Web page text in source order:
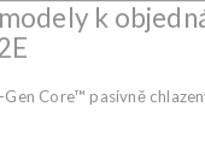
k
Core™ pasivně